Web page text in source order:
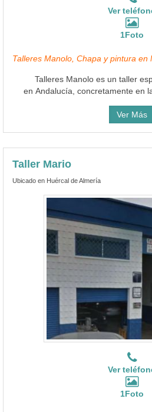
Ver
1Foto
Talleres Manolo, Chapa y pintura en
Talleres Manolo es un taller
en Andalucía, concretamente en
Ver Más
Taller Mario
Ubicado en Huércal de Almería
Ver
1Foto